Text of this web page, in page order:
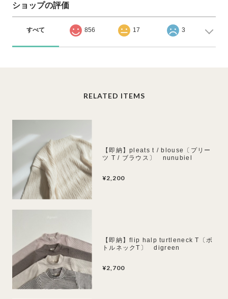
ショップの評価
すべて 856 17 3
RELATED ITEMS
【即納】pleats t / blouse〔プリー
ツ T / ブラウス〕 nunubiel
¥2,200
【即納】flip halp turtleneck T〔ボ
トルネックT〕 digreen
¥2,700